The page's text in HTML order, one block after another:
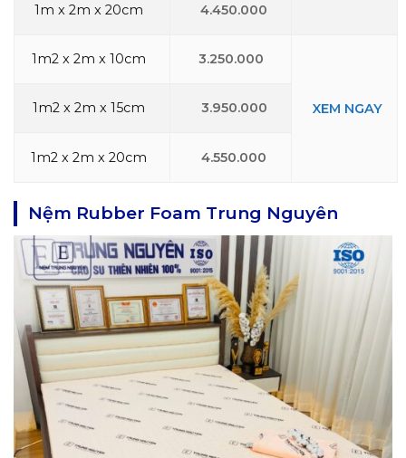
1m x 2m x 20cm 4.450.000
1m2 x 2m x 10cm 3.250.000
XEM NGAY
1m2 x 2m x 15cm 3.950.000
1m2 x 2m x 20cm 4.550.000
Nệm Rubber Foam Trung Nguyên